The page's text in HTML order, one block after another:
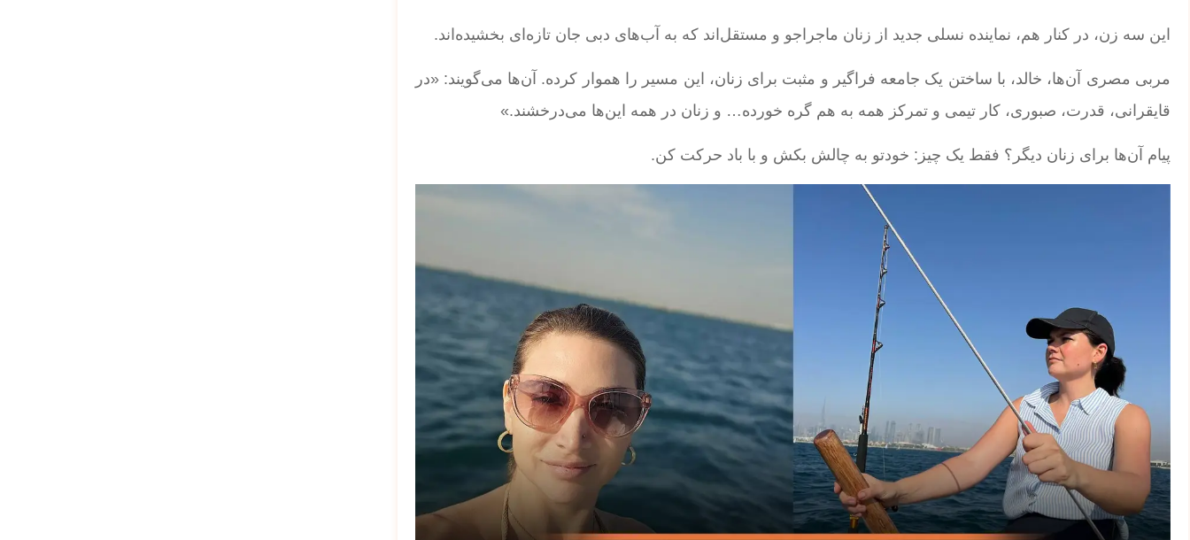
این سه زن، در کنار هم، نماینده نسلی جدید از زنان ماجراجو و مستقل‌اند که به آب‌های دبی جان تازه‌ای بخشیده‌اند.
مربی مصری آن‌ها، خالد، با ساختن یک جامعه فراگیر و مثبت برای زنان، این مسیر را هموار کرده. آن‌ها می‌گویند: «در
قایقرانی، قدرت، صبوری، کار تیمی و تمرکز همه به هم گره خورده… و زنان در همه این‌ها می‌درخشند.»
پیام آن‌ها برای زنان دیگر؟ فقط یک چیز: خودتو به چالش بکش و با باد حرکت کن.